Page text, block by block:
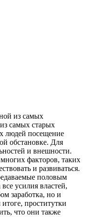
из самых
самых старых
людей посещение
обстановке. Для
и внешности.
факторов, таких
и развиваться.
половым
усилия властей,
заработка, но и
проститутки
что они также